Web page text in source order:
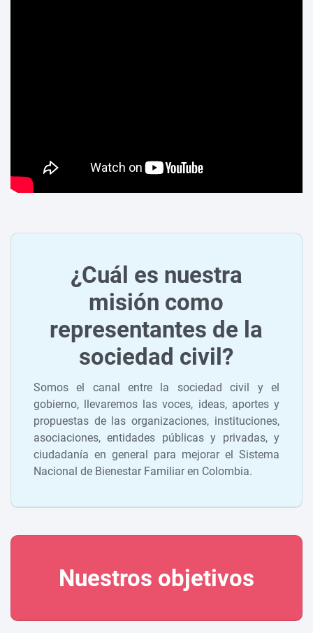
¿Cuál es nuestra
misión como
representantes de la
sociedad civil?
Somos el canal entre la sociedad civil y el
gobierno, llevaremos las voces, ideas, aportes y
propuestas de las organizaciones, instituciones,
asociaciones, entidades públicas y privadas, y
ciudadanía en general para mejorar el Sistema
Nacional de Bienestar Familiar en Colombia.
Nuestros objetivos